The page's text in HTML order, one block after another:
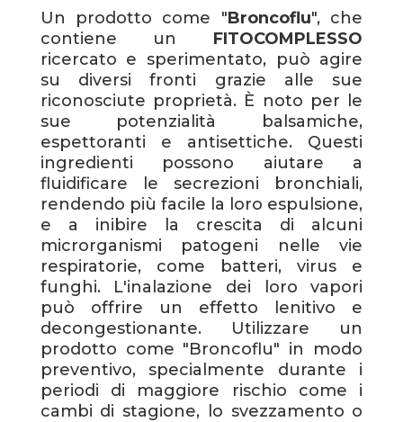
Un prodotto come "Broncoflu", che
contiene un FITOCOMPLESSO
ricercato e sperimentato, può agire
su diversi fronti grazie alle sue
riconosciute proprietà. È noto per le
sue potenzialità balsamiche,
espettoranti e antisettiche. Questi
ingredienti possono aiutare a
fluidificare le secrezioni bronchiali,
rendendo più facile la loro espulsione,
e a inibire la crescita di alcuni
microrganismi patogeni nelle vie
respiratorie, come batteri, virus e
funghi. L'inalazione dei loro vapori
può offrire un effetto lenitivo e
decongestionante. Utilizzare un
prodotto come "Broncoflu" in modo
preventivo, specialmente durante i
periodi di maggiore rischio come i
cambi di stagione, lo svezzamento o